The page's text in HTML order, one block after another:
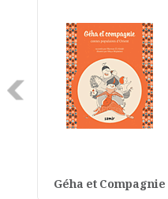
Géha et Compagnie